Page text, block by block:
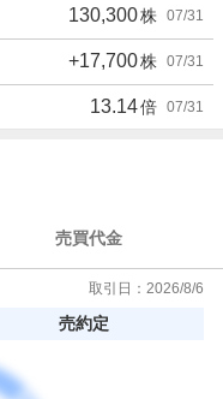
130,300株 07/31
+17,700株 07/31
13.14倍 07/31
売買代金
取引日： 2026/8/6
売約定